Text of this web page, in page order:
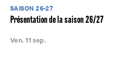
SAISON 26-27
Présentation de la saison 26/27
Ven. 11 sep.